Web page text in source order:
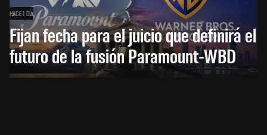
HACE 1 DÍA
Fijan fecha para el juicio que definirá el
futuro de la fusión Paramount-WBD